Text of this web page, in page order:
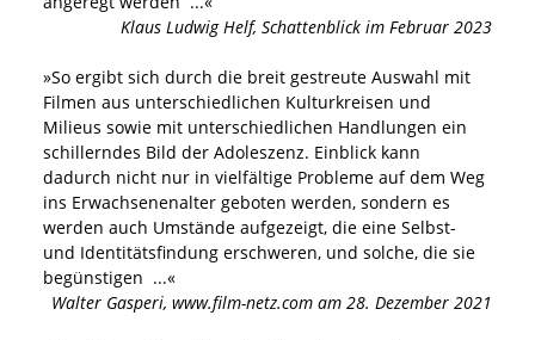
Klaus Ludwig Helf, Schattenblick im Februar 2023
»So ergibt sich durch die breit gestreute Auswahl mit
Filmen aus unterschiedlichen Kulturkreisen und
Milieus sowie mit unterschiedlichen Handlungen ein
schillerndes Bild der Adoleszenz. Einblick kann
dadurch nicht nur in vielfältige Probleme auf dem Weg
ins Erwachsenenalter geboten werden, sondern es
werden auch Umstände aufgezeigt, die eine Selbst-
und Identitätsfindung erschweren, und solche, die sie
begünstigen ...«
Walter Gasperi, www.film-netz.com am 28. Dezember 2021